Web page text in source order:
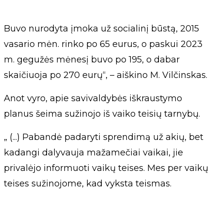
Buvo nurodyta įmoka už socialinį būstą, 2015
vasario mėn. rinko po 65 eurus, o paskui 2023
m. gegužės mėnesį buvo po 195, o dabar
skaičiuoja po 270 eurų“, – aiškino M. Vilčinskas.
Anot vyro, apie savivaldybės iškraustymo
planus šeima sužinojo iš vaiko teisių tarnybų.
„ (...) Pabandė padaryti sprendimą už akių, bet
kadangi dalyvauja mažamečiai vaikai, jie
privalėjo informuoti vaikų teises. Mes per vaikų
teises sužinojome, kad vyksta teismas.